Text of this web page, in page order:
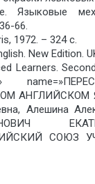
Языковые
66.
1972. – 324 с.
New Edition.
Learners.
АНГЛИЙСКОМ
Алешина
СОЮЗ